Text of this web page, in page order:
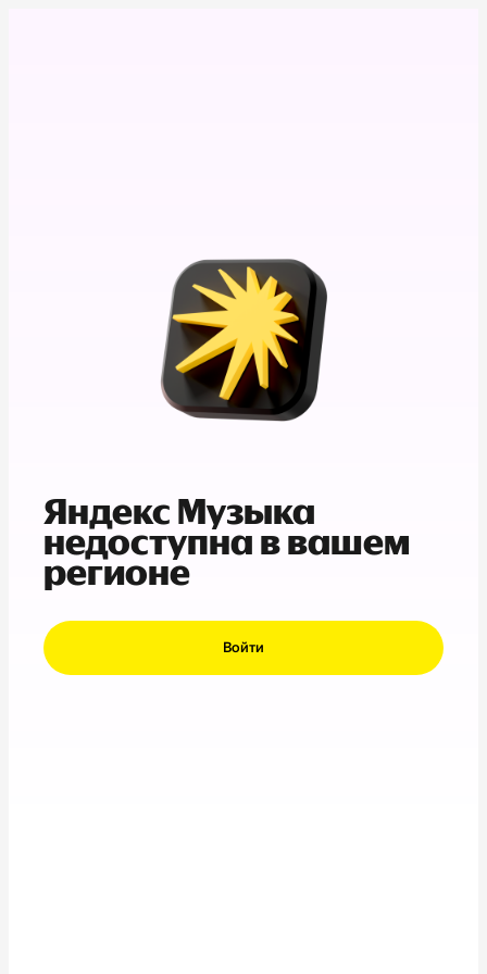
Яндекс Музыка
недоступна в вашем
регионе
Войти